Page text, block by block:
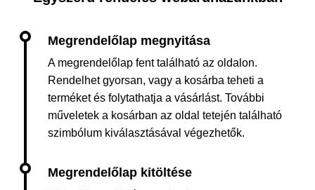
A megrendelőlap fent található az oldalon.
Rendelhet gyorsan, vagy a kosárba teheti a
terméket és folytathatja a vásárlást. További
műveletek a kosárban az oldal tetején található
szimbólum kiválasztásával végezhetők.